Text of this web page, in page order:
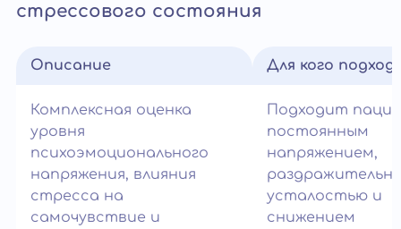
стрессового состояния
Описание
Комплексная оценка
уровня
психоэмоционального
напряжения, влияния
стресса на
самочувствие и
Для кого
Подходит
постоянным
напряжением,
усталостью и
снижением